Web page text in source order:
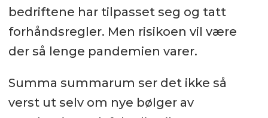
bedriftene har tilpasset seg og tatt
forhåndsregler. Men risikoen vil være
der så lenge pandemien varer.
Summa summarum ser det ikke så
verst ut selv om nye bølger av